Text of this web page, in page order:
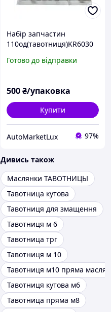
Набір запчастин
110од(тавотниця)KR6030
Готово до відправки
500₴/упаковка
Купити
AutoMarketLux 97%
Дивись також
Маслянки ТАВОТНИЦЫ
Тавотница кутова
Тавотниця для змащення
Тавотниця м 6
Тавотница трг
Тавотниця м 10
Тавотниця м10 пряма
Тавотниця кутова м6
Тавотница пряма м8